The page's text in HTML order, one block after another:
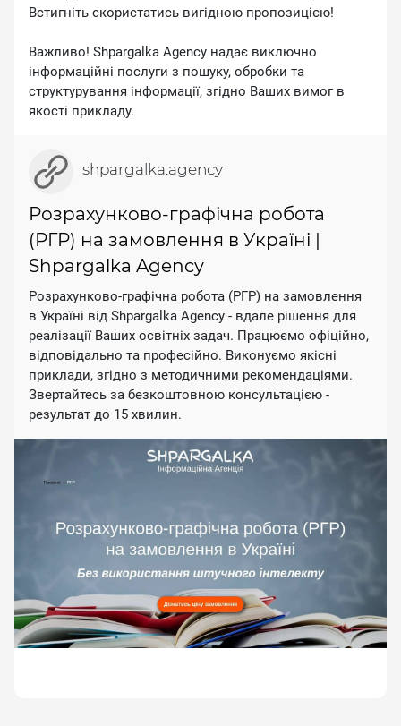
Встигніть скористатись вигідною пропозицією!
Важливо! Shpargalka Agency надає виключно
інформаційні послуги з пошуку, обробки та
структурування інформації, згідно Ваших вимог в
якості прикладу.
shpargalka.agency
Розрахунково-графічна робота
(РГР) на замовлення в Україні |
Shpargalka Agency
Розрахунково-графічна робота (РГР) на замовлення
в Україні від Shpargalka Agency - вдале рішення для
реалізації Ваших освітніх задач. Працюємо офіційно,
відповідально та професійно. Виконуємо якісні
приклади, згідно з методичними рекомендаціями.
Звертайтесь за безкоштовною консультацією -
результат до 15 хвилин.